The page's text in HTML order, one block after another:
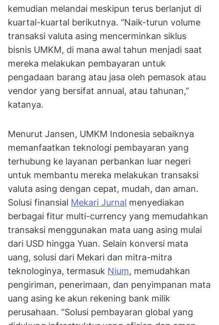
kemudian melandai meskipun terus berlanjut di
kuartal-kuartal berikutnya. “Naik-turun volume
transaksi valuta asing mencerminkan siklus
bisnis UMKM, di mana awal tahun menjadi saat
mereka melakukan pembayaran untuk
pengadaan barang atau jasa oleh pemasok atau
vendor yang bersifat annual, atau tahunan,”
katanya.
Menurut Jansen, UMKM Indonesia sebaiknya
memanfaatkan teknologi pembayaran yang
terhubung ke layanan perbankan luar negeri
untuk membantu mereka melakukan transaksi
valuta asing dengan cepat, mudah, dan aman.
Solusi finansial Mekari Jurnal menyediakan
berbagai fitur multi-currency yang memudahkan
transaksi menggunakan mata uang asing mulai
dari USD hingga Yuan. Selain konversi mata
uang, solusi dari Mekari dan mitra-mitra
teknologinya, termasuk Nium, memudahkan
pengiriman, penerimaan, dan penyimpanan mata
uang asing ke akun rekening bank milik
perusahaan. “Solusi pembayaran global yang